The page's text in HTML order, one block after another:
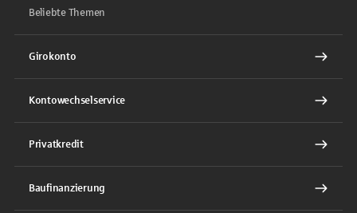
Beliebte Themen
Girokonto
Kontowechselservice
Privatkredit
Baufinanzierung